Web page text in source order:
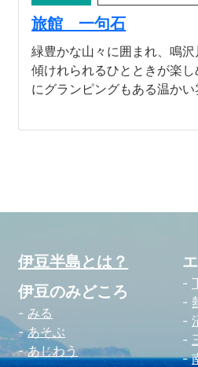
旅館 一句石
緑豊かな山々に囲まれ、鳴
傾けれられるひとときが楽
にグランピングもある温か
伊豆半島とは？
伊豆のみどころ
みる
あそぶ
あじわう